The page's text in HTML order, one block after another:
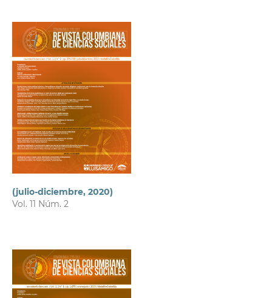
(julio-diciembre, 2020)
Vol. 11 Núm. 2